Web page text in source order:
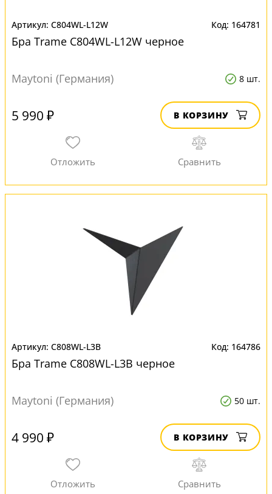
C804WL-L12W 164781
Бра Trame C804WL-L12W черное
Maytoni (Германия) 8 шт.
5 990 ₽ В КОРЗИНУ
C808WL-L3B 164786
Бра Trame C808WL-L3B черное
Maytoni (Германия) 50 шт.
4 990 ₽ В КОРЗИНУ